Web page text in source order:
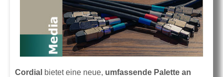
Cordial bietet eine neue, umfassende Palette an